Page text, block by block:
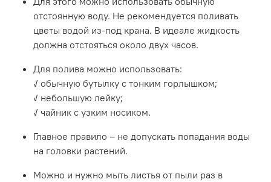
отстоянную воду. Не рекомендуется поливать
цветы водой из-под крана. В идеале жидкость
должна отстояться около двух часов.
Для полива можно использовать:
✓ обычную бутылку с тонким горлышком;
✓ небольшую лейку;
✓ чайник с узким носиком.
Главное правило – не допускать попадания воды
на головки растений.
Можно и нужно мыть листья от пыли раз в